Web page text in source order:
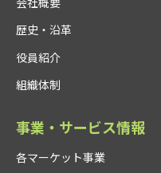
歴史・沿革
役員紹介
組織体制
事業・サービス情報
各マーケット事業